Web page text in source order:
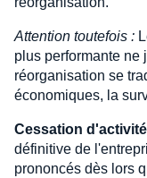
Attention toutefois :
plus performante ne
réorganisation se
économiques, la
Cessation
définitive de
prononcés dès lors